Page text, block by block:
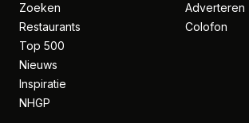
Zoeken
Restaurants
Top 500
Nieuws
Inspiratie
NHGP
Adverteren
Colofon